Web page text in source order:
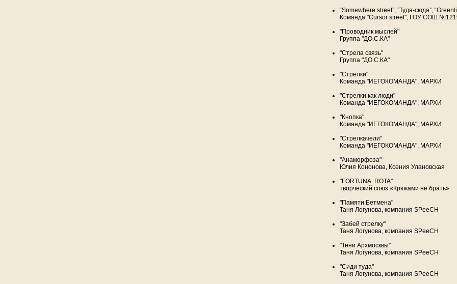
“Somewhere street”, ”Туда-сюда”,
Команда "Cursor street", ГОУ СОШ
"Проводник мыслей"
Группа "ДО.С.КА"
"Стрела связь"
Группа "ДО.С.КА"
"Стрелки"
Команда "ИЕГОКОМАНДА", МАРХИ
"Стрелки как люди"
Команда "ИЕГОКОМАНДА", МАРХИ
"Кнопка"
Команда "ИЕГОКОМАНДА", МАРХИ
"Стрелкачели"
Команда "ИЕГОКОМАНДА", МАРХИ
"Анаморфоза"
Юлия Кононова, Ксения Улановская
"FORTUNA ROTA"
творческий союз «Крюками не брать»
"Памяти Бетмена"
Таня Логунова, компания SPeeCH
"Забей стрелку"
Таня Логунова, компания SPeeCH
"Тени Архмосквы"
Таня Логунова, компания SPeeCH
"Сиди туда"
Таня Логунова, компания SPeeCH